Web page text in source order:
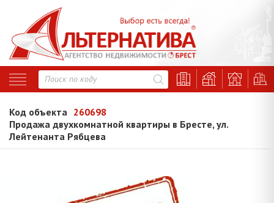
Код объекта 260698
Продажа двухкомнатной квартиры в Бресте, ул.
Лейтенанта Рябцева